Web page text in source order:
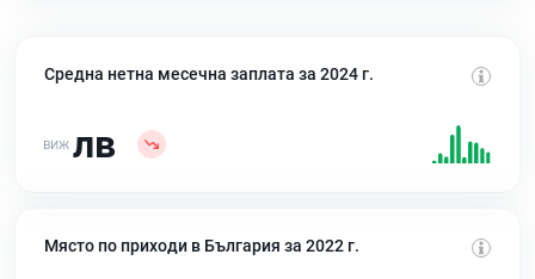
Средна нетна месечна заплата за 2024 г.
лв
Място по приходи в България за 2022 г.